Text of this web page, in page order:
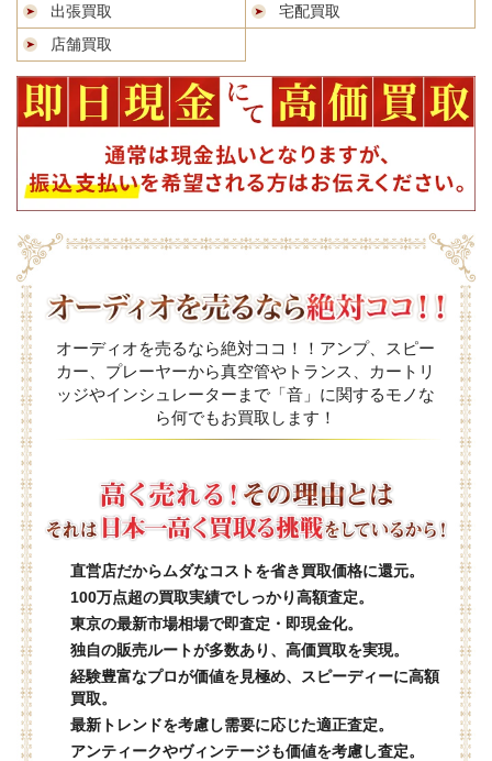
出張買取
宅配買取
店舗買取
オーディオを売るなら絶対ココ！！アンプ、スピー
カー、プレーヤーから真空管やトランス、カートリ
ッジやインシュレーターまで「音」に関するモノな
ら何でもお買取します！
直営店だからムダなコストを省き買取価格に還元。
100万点超の買取実績でしっかり高額査定。
東京の最新市場相場で即査定・即現金化。
独自の販売ルートが多数あり、高価買取を実現。
経験豊富なプロが価値を見極め、スピーディーに高額
買取。
最新トレンドを考慮し需要に応じた適正査定。
アンティークやヴィンテージも価値を考慮し査定。